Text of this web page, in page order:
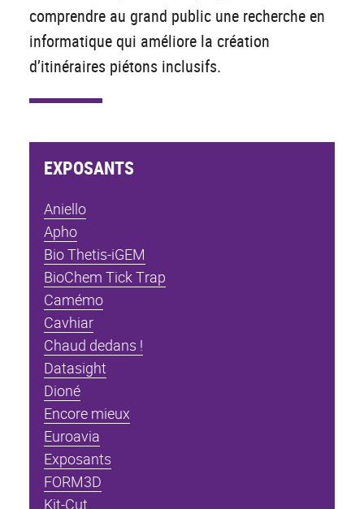
comprendre au grand public une recherche en
informatique qui améliore la création
d’itinéraires piétons inclusifs.
EXPOSANTS
Aniello
Apho
Bio Thetis-iGEM
BioChem Tick Trap
Camémo
Cavhiar
Chaud dedans !
Datasight
Dioné
Encore mieux
Euroavia
Exposants
FORM3D
Kit-Cut